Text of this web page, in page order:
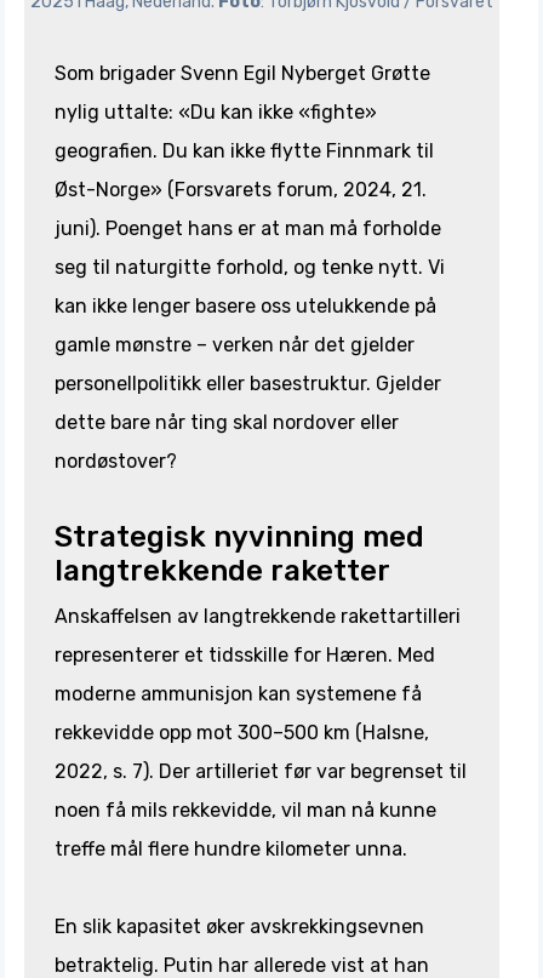
Som brigader Svenn Egil Nyberget Grøtte
nylig uttalte: «Du kan ikke «fighte»
geografien. Du kan ikke flytte Finnmark til
Øst-Norge» (Forsvarets forum, 2024, 21.
juni). Poenget hans er at man må forholde
seg til naturgitte forhold, og tenke nytt. Vi
kan ikke lenger basere oss utelukkende på
gamle mønstre – verken når det gjelder
personellpolitikk eller basestruktur. Gjelder
dette bare når ting skal nordover eller
nordøstover?
Strategisk nyvinning med
langtrekkende raketter
Anskaffelsen av langtrekkende rakettartilleri
representerer et tidsskille for Hæren. Med
moderne ammunisjon kan systemene få
rekkevidde opp mot 300–500 km (Halsne,
2022, s. 7). Der artilleriet før var begrenset til
noen få mils rekkevidde, vil man nå kunne
treffe mål flere hundre kilometer unna.
En slik kapasitet øker avskrekkingsevnen
betraktelig. Putin har allerede vist at han